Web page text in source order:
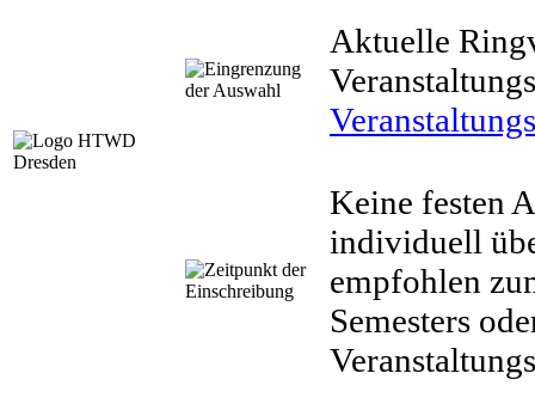
Aktuelle
Keine festen
individuell
empfohlen
Semesters